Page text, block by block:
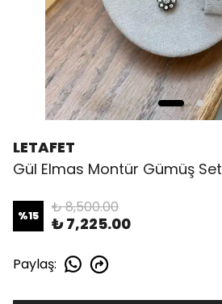
LETAFET
Gül Elmas Montür Gümüş Set
%15 ₺ 8,500.00
₺ 7,225.00
Paylaş: